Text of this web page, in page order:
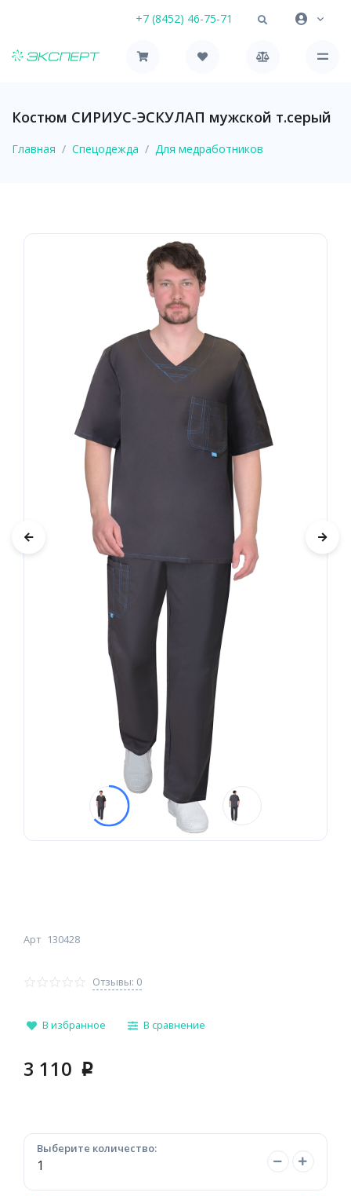
+7 (8452) 46-75-71
Костюм СИРИУС-ЭСКУЛАП мужской т.серый
Главная Спецодежда Для медработников
Арт 130428
Отзывы: 0
В избранное В сравнение
3 110 p
Выберите количество: